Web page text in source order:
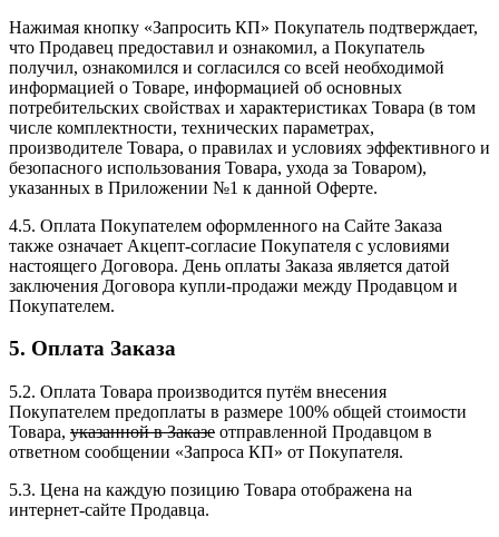
Нажимая кнопку «Запросить КП» Покупатель подтверждает,
что Продавец предоставил и ознакомил, а Покупатель
получил, ознакомился и согласился со всей необходимой
информацией о Товаре, информацией об основных
потребительских свойствах и характеристиках Товара (в том
числе комплектности, технических параметрах,
производителе Товара, о правилах и условиях эффективного и
безопасного использования Товара, ухода за Товаром),
указанных в Приложении №1 к данной Оферте.
4.5. Оплата Покупателем оформленного на Сайте Заказа
также означает Акцепт-согласие Покупателя с условиями
настоящего Договора. День оплаты Заказа является датой
заключения Договора купли-продажи между Продавцом и
Покупателем.
5. Оплата Заказа
5.2. Оплата Товара производится путём внесения
Покупателем предоплаты в размере 100% общей стоимости
Товара, указанной в Заказе отправленной Продавцом в
ответном сообщении «Запроса КП» от Покупателя.
5.3. Цена на каждую позицию Товара отображена на
интернет-сайте Продавца.